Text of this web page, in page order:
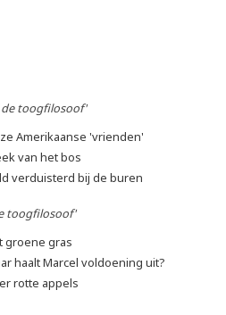
de toogfilosoof'
Amerikaanse 'vrienden'
van het bos
verduisterd bij de buren
toogfilosoof'
groene gras
haalt Marcel voldoening uit?
rotte appels